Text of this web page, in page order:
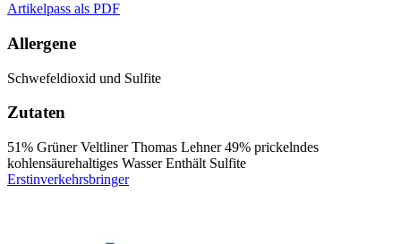
Artikelpass als PDF
Allergene
Schwefeldioxid und Sulfite
Zutaten
51% Grüner Veltliner Thomas Lehner49% prickelndes
kohlensäurehaltiges WasserEnthält Sulfite
Erstinverkehrsbringer